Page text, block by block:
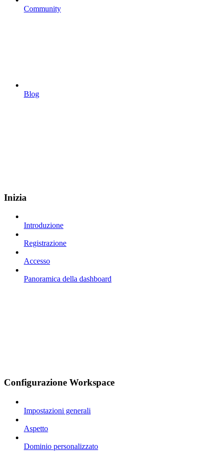
Community
Blog
Inizia
Introduzione
Registrazione
Accesso
Panoramica della dashboard
Configurazione Workspace
Impostazioni generali
Aspetto
Dominio personalizzato